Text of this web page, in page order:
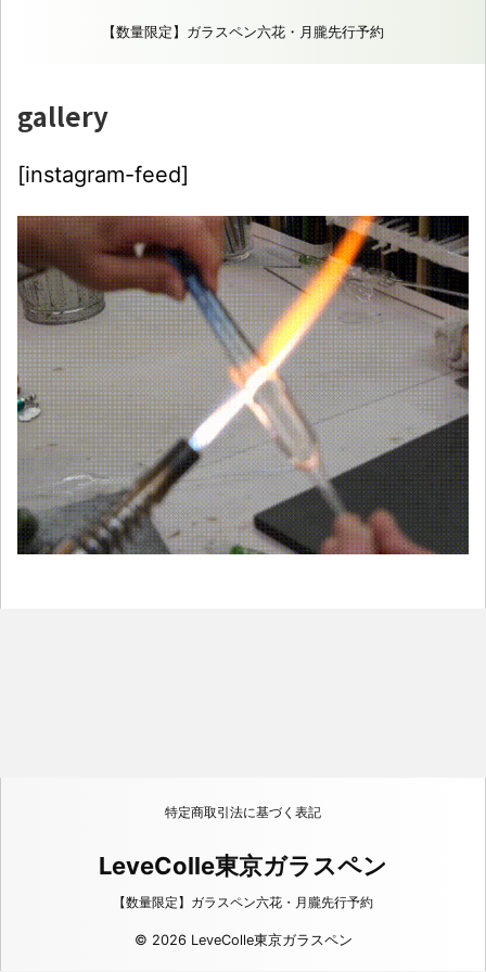
【数量限定】ガラスペン六花・月朧先行予約
gallery
[instagram-feed]
特定商取引法に基づく表記
LeveColle東京ガラスペン
【数量限定】ガラスペン六花・月朧先行予約
© 2026 LeveColle東京ガラスペン